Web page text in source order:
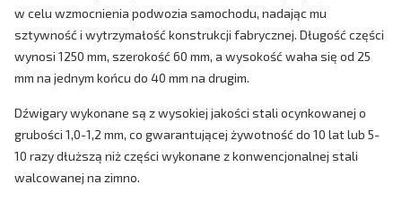
w celu wzmocnienia podwozia samochodu, nadając mu
sztywność i wytrzymałość konstrukcji fabrycznej. Długość części
wynosi 1250 mm, szerokość 60 mm, a wysokość waha się od 25
mm na jednym końcu do 40 mm na drugim.
Dźwigary wykonane są z wysokiej jakości stali ocynkowanej o
grubości 1,0-1,2 mm, co gwarantującej żywotność do 10 lat lub 5-
10 razy dłuższą niż części wykonane z konwencjonalnej stali
walcowanej na zimno.